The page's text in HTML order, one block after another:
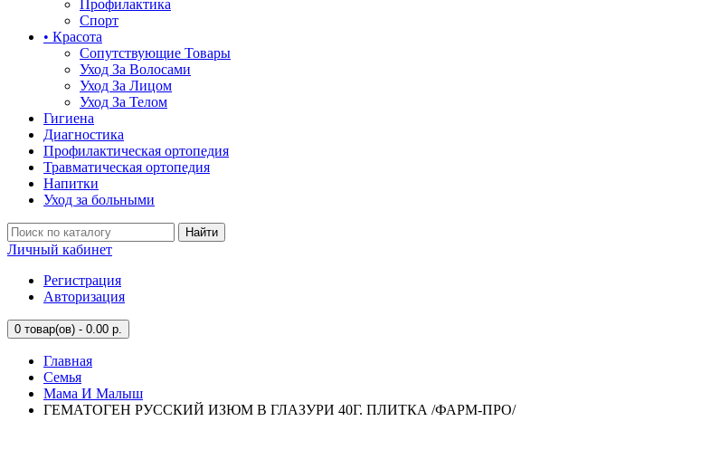
Профилактика
Спорт
• Красота
Сопутствующие Товары
Уход За Волосами
Уход За Лицом
Уход За Телом
Гигиена
Диагностика
Профилактическая ортопедия
Травматическая ортопедия
Напитки
Уход за больными
Найти
Личный кабинет
Регистрация
Авторизация
0 товар(ов) - 0.00 р.
Главная
Семья
Мама И Малыш
ГЕМАТОГЕН РУССКИЙ ИЗЮМ В ГЛАЗУРИ 40Г. ПЛИТКА /ФАРМ-ПРО/